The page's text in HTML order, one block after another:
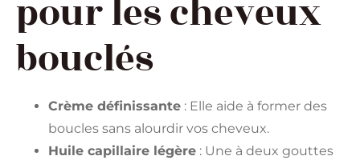
pour les cheveux
bouclés
Crème définissante : Elle aide à former des
boucles sans alourdir vos cheveux.
Huile capillaire légère : Une à deux gouttes